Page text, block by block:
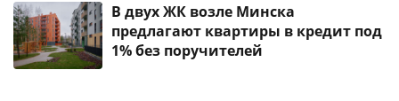
В двух ЖК возле Минска
предлагают квартиры в кредит под
1% без поручителей